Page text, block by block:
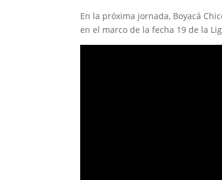
En la próxima jornada, Boyacá
en el marco de la fecha 19 de la